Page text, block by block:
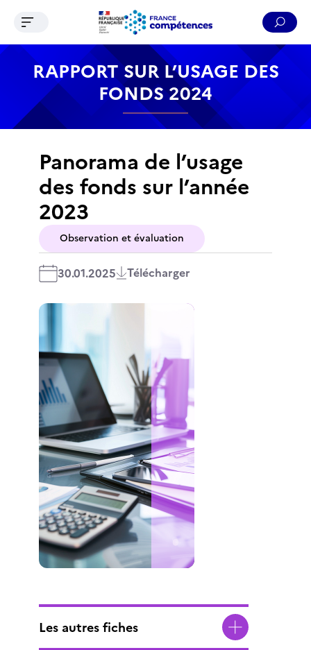
Contenu Recherche Menu Pied de page
Ouvrir le menu de navigation
RAPPORT SUR L’USAGE DES
FONDS 2024
Panorama de l’usage
des fonds sur l’année
2023
Observation et évaluation
30.01.2025 Télécharger
Les autres fiches